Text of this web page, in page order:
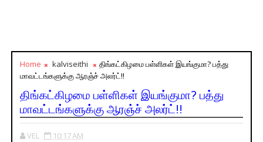
Home kalviseithi
திங்கட்கிழமை பள்ளிகள் இயங்குமா? பத்து
மாவட்டங்களுக்கு ஆரஞ்ச் அலர்ட்!!
திங்கட்கிழமை பள்ளிகள் இயங்குமா? பத்து
மாவட்டங்களுக்கு ஆரஞ்ச் அலர்ட்!!
VEL 10:17 AM